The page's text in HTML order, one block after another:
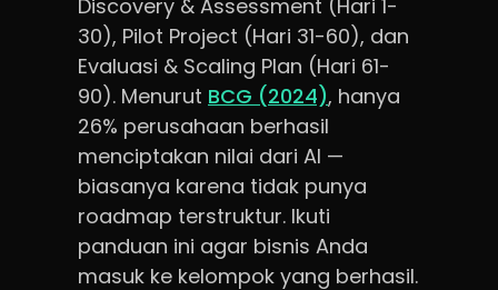
Discovery & Assessment (Hari 1-
30), Pilot Project (Hari 31-60), dan
Evaluasi & Scaling Plan (Hari 61-
90). Menurut BCG (2024), hanya
26% perusahaan berhasil
menciptakan nilai dari AI —
biasanya karena tidak punya
roadmap terstruktur. Ikuti
panduan ini agar bisnis Anda
masuk ke kelompok yang berhasil.